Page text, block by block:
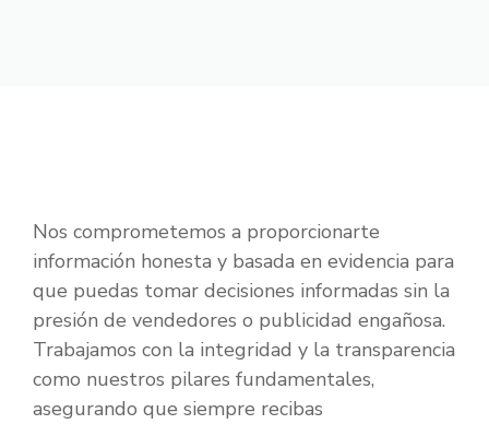
Nos comprometemos a proporcionarte
información honesta y basada en evidencia para
que puedas tomar decisiones informadas sin la
presión de vendedores o publicidad engañosa.
Trabajamos con la integridad y la transparencia
como nuestros pilares fundamentales,
asegurando que siempre recibas